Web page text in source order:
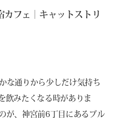
カフェ｜キャットストリ
な通りから少しだけ気持ち
飲みたくなる時がありま
が、神宮前6丁目にあるブル